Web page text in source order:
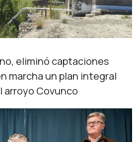
eliminó captaciones
marcha un plan integral
arroyo Covunco